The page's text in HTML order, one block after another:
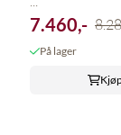
7.460,-
På lager